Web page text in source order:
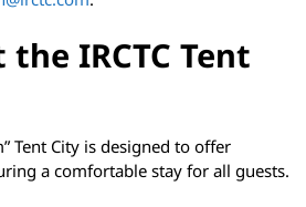
IRCTC Tent
Tent City is designed to offer
a comfortable stay for all guests.